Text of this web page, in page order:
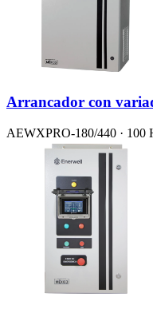
Arrancador con
AEWXPRO-180/440 · 100